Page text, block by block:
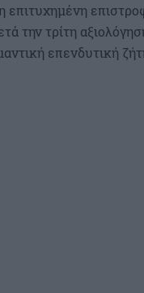
επιτυχημένη
την τρίτη
επενδυτική